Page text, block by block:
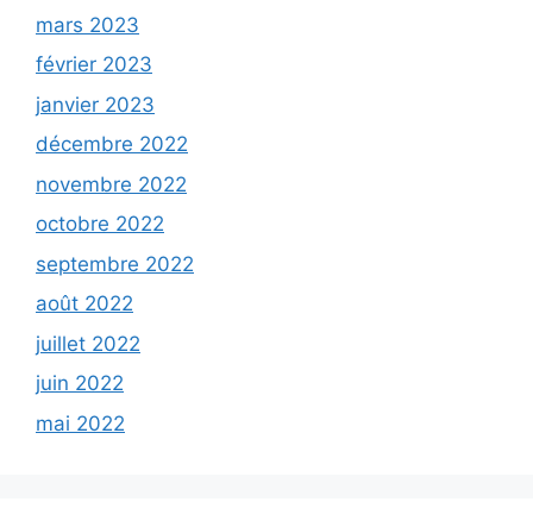
mars 2023
février 2023
janvier 2023
décembre 2022
novembre 2022
octobre 2022
septembre 2022
août 2022
juillet 2022
juin 2022
mai 2022